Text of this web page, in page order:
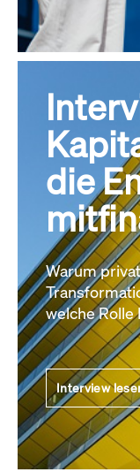
die
Warum
welche
Interview